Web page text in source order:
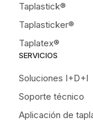
Taplastick®
Taplasticker®
Taplatex®
SERVICIOS
Soluciones I+D+I
Soporte técnico
Aplicación de